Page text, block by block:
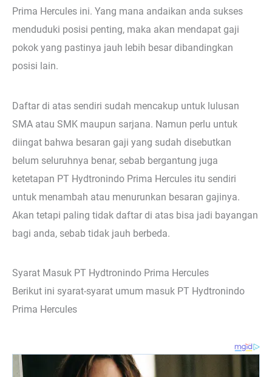
Prima Hercules ini. Yang mana andaikan anda sukses
menduduki posisi penting, maka akan mendapat gaji
pokok yang pastinya jauh lebih besar dibandingkan
posisi lain.
Daftar di atas sendiri sudah mencakup untuk lulusan
SMA atau SMK maupun sarjana. Namun perlu untuk
diingat bahwa besaran gaji yang sudah disebutkan
belum seluruhnya benar, sebab bergantung juga
ketetapan PT Hydtronindo Prima Hercules itu sendiri
untuk menambah atau menurunkan besaran gajinya.
Akan tetapi paling tidak daftar di atas bisa jadi bayangan
bagi anda, sebab tidak jauh berbeda.
Syarat Masuk PT Hydtronindo Prima Hercules
Berikut ini syarat-syarat umum masuk PT Hydtronindo
Prima Hercules